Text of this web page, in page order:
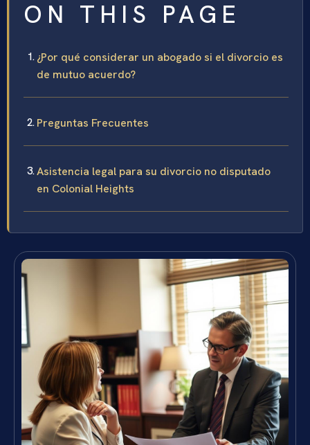
ON THIS PAGE
¿Por qué considerar un abogado si el divorcio es
de mutuo acuerdo?
Preguntas Frecuentes
Asistencia legal para su divorcio no disputado
en Colonial Heights